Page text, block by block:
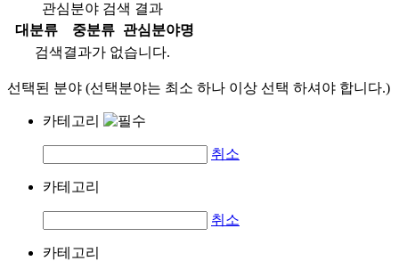
관심분야 검색 결과
대분류
중분류
관심분야명
검색결과가 없습니다.
선택된 분야 (선택분야는 최소 하나 이상 선택 하셔야 합니다.)
카테고리
취소
카테고리
취소
카테고리